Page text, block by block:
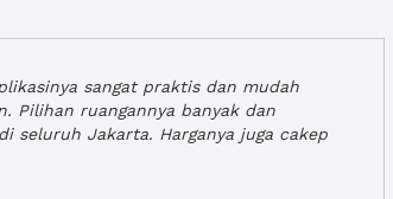
sangat praktis dan mudah
Pilihan ruangannya banyak dan
seluruh Jakarta. Harganya juga cakep